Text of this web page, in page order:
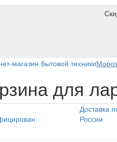
магазин бытовой техники
для
Доставка
России